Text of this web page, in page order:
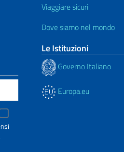
Viaggiare sicuri
Dove siamo nel mondo
Le Istituzioni
Governo Italiano
Europa.eu